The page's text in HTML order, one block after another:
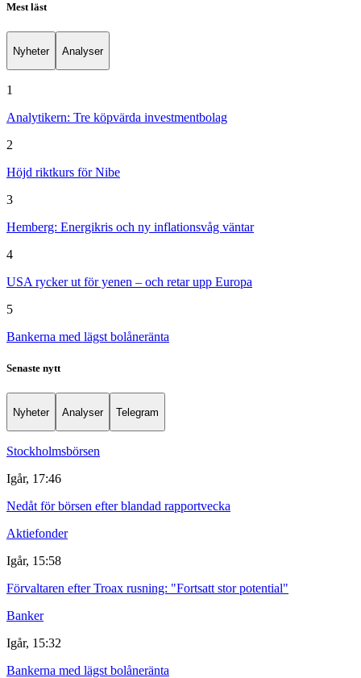
Mest läst
Nyheter Analyser
1
Analytikern: Tre köpvärda investmentbolag
2
Höjd riktkurs för Nibe
3
Hemberg: Energikris och ny inflationsvåg väntar
4
USA rycker ut för yenen – och retar upp Europa
5
Bankerna med lägst bolåneränta
Senaste nytt
Nyheter Analyser Telegram
Stockholmsbörsen
Igår, 17:46
Nedåt för börsen efter blandad rapportvecka
Aktiefonder
Igår, 15:58
Förvaltaren efter Troax rusning: "Fortsatt stor potential"
Banker
Igår, 15:32
Bankerna med lägst bolåneränta